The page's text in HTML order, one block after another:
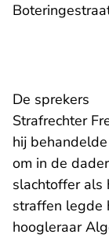
De sprekers
Strafrechter
hij
om in de
slachtoffer als
straffen legde
hoogleraar